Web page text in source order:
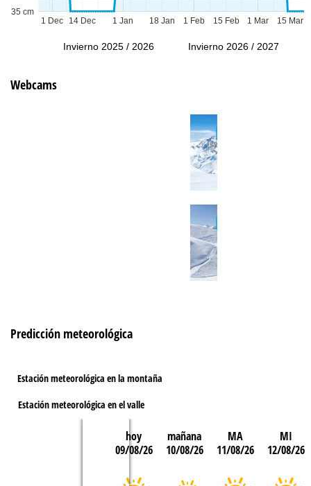
1 Dec 1 Jan 1 Feb 1 Mar
14 Dec 18 Jan 15 Feb 15 Mar
35 cm
Invierno 2025 / 2026 Invierno 2026 / 2027
Webcams
Predicción meteorológica
Estación meteorológica en la montaña
Estación meteorológica en el valle
hoy
09/08/26
mañana
10/08/26
MA
11/08/26
MI
12/08/26